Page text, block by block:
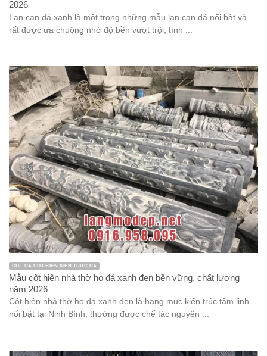
2026
Lan can đá xanh là một trong những mẫu lan can đá nổi bật và
rất được ưa chuộng nhờ độ bền vượt trội, tính ...
CỘT ĐÁ CỘT HIÊN KIẾN TRÚC ĐÁ
Mẫu cột hiên nhà thờ họ đá xanh đen bền vững, chất lượng
năm 2026
Cột hiên nhà thờ họ đá xanh đen là hạng mục kiến trúc tâm linh
nổi bật tại Ninh Bình, thường được chế tác nguyên ...